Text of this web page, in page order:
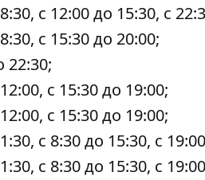
с 12:00 до 15:30, с
с 15:30 до 20:00;
22:30;
с 15:30 до 19:00;
с 15:30 до 19:00;
с 8:30 до 15:30, с
с 8:30 до 15:30, с